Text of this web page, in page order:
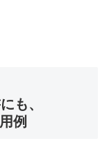
も、
例